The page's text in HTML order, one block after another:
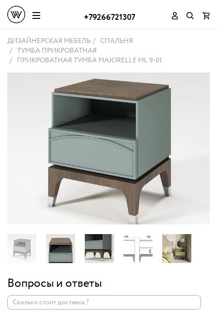
+79266721307
ДИЗАЙНЕРСКАЯ МЕБЕЛЬ
СПАЛЬНЯ
ТУМБА ПРИКРОВАТНАЯ
ПРИКРОВАТНАЯ ТУМБА MAJORELLE ML 9-01
Вопросы и ответы
Сколько стоит доставка ?